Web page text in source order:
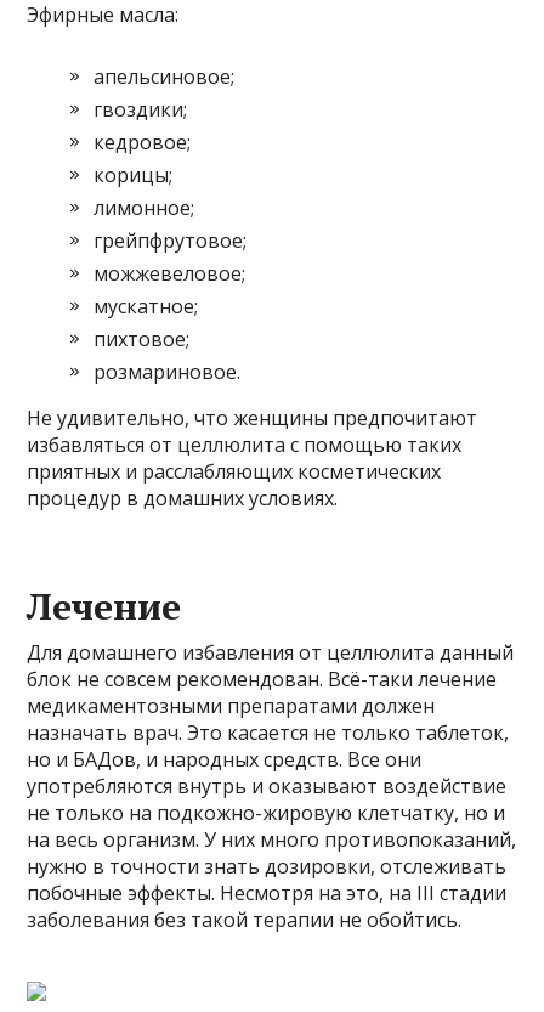
Эфирные масла:
апельсиновое;
гвоздики;
кедровое;
корицы;
лимонное;
грейпфрутовое;
можжевеловое;
мускатное;
пихтовое;
розмариновое.
Не удивительно, что женщины предпочитают
избавляться от целлюлита с помощью таких
приятных и расслабляющих косметических
процедур в домашних условиях.
Лечение
Для домашнего избавления от целлюлита данный
блок не совсем рекомендован. Всё-таки лечение
медикаментозными препаратами должен
назначать врач. Это касается не только таблеток,
но и БАДов, и народных средств. Все они
употребляются внутрь и оказывают воздействие
не только на подкожно-жировую клетчатку, но и
на весь организм. У них много противопоказаний,
нужно в точности знать дозировки, отслеживать
побочные эффекты. Несмотря на это, на III стадии
заболевания без такой терапии не обойтись.